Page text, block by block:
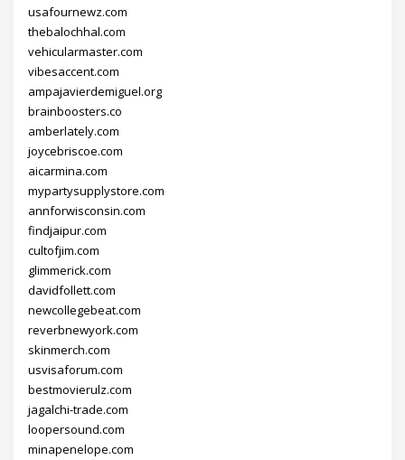
usafournewz.com
thebalochhal.com
vehicularmaster.com
vibesaccent.com
ampajavierdemiguel.org
brainboosters.co
amberlately.com
joycebriscoe.com
aicarmina.com
mypartysupplystore.com
annforwisconsin.com
findjaipur.com
cultofjim.com
glimmerick.com
davidfollett.com
newcollegebeat.com
reverbnewyork.com
skinmerch.com
usvisaforum.com
bestmovierulz.com
jagalchi-trade.com
loopersound.com
minapenelope.com